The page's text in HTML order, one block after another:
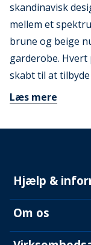
skandinavisk
mellem et
brune og beige
garderobe. Hvert
skabt til at
Læs mere
Hjælp &
Om os